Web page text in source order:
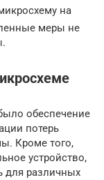
на
меры не
обеспечение
потерь
Кроме того,
устройство,
для различных